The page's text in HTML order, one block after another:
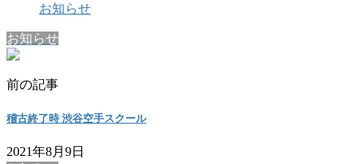
お知らせ
お知らせ
前の記事
稽古終了時 渋谷空手スクール
2021年8月9日